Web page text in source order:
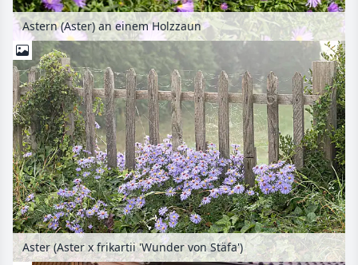
Astern (Aster) an einem Holzzaun
Aster (Aster x frikartii 'Wunder von Stäfa')